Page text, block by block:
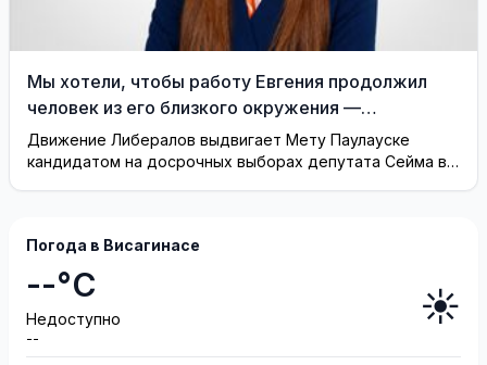
Мы хотели, чтобы работу Евгения продолжил
человек из его близкого окружения —
Висагинское отделение Либерального движения
Движение Либералов выдвигает Мету Паулауске
кандидатом на досрочных выборах депутата Сейма в
Погода в Висагинасе
--°C
Недоступно
--
☀️